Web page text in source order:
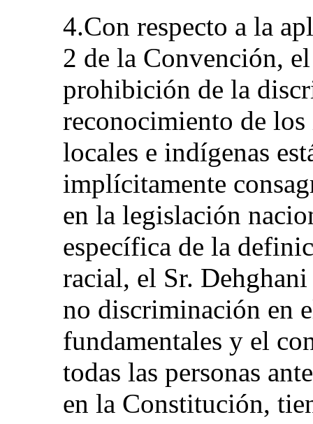
4.Con respecto a la
2 de la Convención,
prohibición de la
reconocimiento de
locales e indígenas
implícitamente
en la legislación
específica de la
racial, el Sr.
no discriminación en
fundamentales y el
todas las personas
en la Constitución,